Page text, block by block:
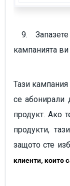
9.
кампанията ви
Тази кампания
се абонирали
продукт. Ако
продукти,
защото сте
клиенти, които